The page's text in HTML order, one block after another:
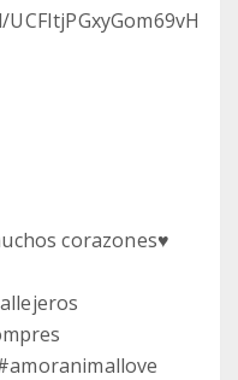
corazones♥️